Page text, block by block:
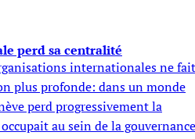
perd sa centralité
internationales ne fait
plus profonde: dans un monde
perd progressivement la
au sein de la gouvernance